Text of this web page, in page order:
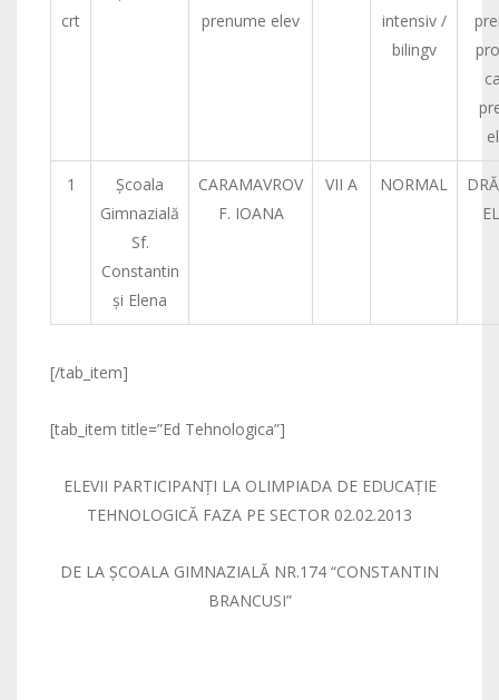
crt
prenume elev
intensiv /
bilingv
1
Şcoala
Gimnazială
Sf.
Constantin
şi Elena
CARAMAVROV
F. IOANA
VII A NORMAL
[/tab_item]
[tab_item title=”Ed Tehnologica”]
ELEVII PARTICIPANŢI LA OLIMPIADA DE EDUCAŢIE
TEHNOLOGICĂ FAZA PE SECTOR 02.02.2013
DE LA ŞCOALA GIMNAZIALĂ NR.174 “CONSTANTIN
BRANCUSI”